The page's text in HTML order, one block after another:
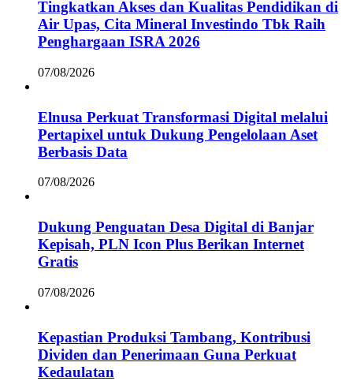
Tingkatkan Akses dan Kualitas Pendidikan di
Air Upas, Cita Mineral Investindo Tbk Raih
Penghargaan ISRA 2026
07/08/2026
Elnusa Perkuat Transformasi Digital melalui
Pertapixel untuk Dukung Pengelolaan Aset
Berbasis Data
07/08/2026
Dukung Penguatan Desa Digital di Banjar
Kepisah, PLN Icon Plus Berikan Internet
Gratis
07/08/2026
Kepastian Produksi Tambang, Kontribusi
Dividen dan Penerimaan Guna Perkuat
Kedaulatan